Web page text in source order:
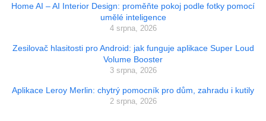
Home AI – AI Interior Design: proměňte pokoj podle fotky pomocí
umělé inteligence
4 srpna, 2026
Zesilovač hlasitosti pro Android: jak funguje aplikace Super Loud
Volume Booster
3 srpna, 2026
Aplikace Leroy Merlin: chytrý pomocník pro dům, zahradu i kutily
2 srpna, 2026